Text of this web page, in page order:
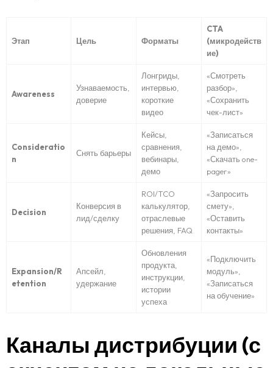
Этап Цель Форматы
CTA
(микродейств
ие)
Awareness
Узнаваемость,
доверие
Лонгриды,
интервью,
короткие
видео
«Смотреть
разбор»,
«Сохранить
чек-лист»
Consideratio
n
Снять барьеры
Кейсы,
сравнения,
вебинары,
демо
«Записаться
на демо»,
«Скачать one-
pager»
Decision
Конверсия в
лид/сделку
ROI/TCO
калькулятор,
отраслевые
решения, FAQ
«Запросить
смету»,
«Оставить
контакты»
Expansion/R
etention
Апсейл,
удержание
Обновления
продукта,
инструкции,
истории
успеха
«Подключить
модуль»,
«Записаться
на обучение»
Каналы дистрибуции (с